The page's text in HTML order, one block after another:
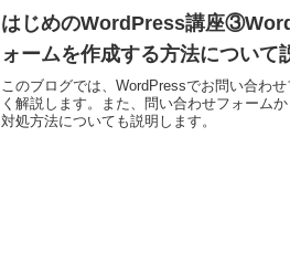
はじめのWordPress講座
ォームを作成する方法について
このブログでは、WordPressでお問い合わ
く解説します。また、問い合わせフォーム
対処方法についても説明します。